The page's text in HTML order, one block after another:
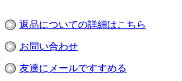
返品についての詳細はこちら
お問い合わせ
友達にメールですすめる